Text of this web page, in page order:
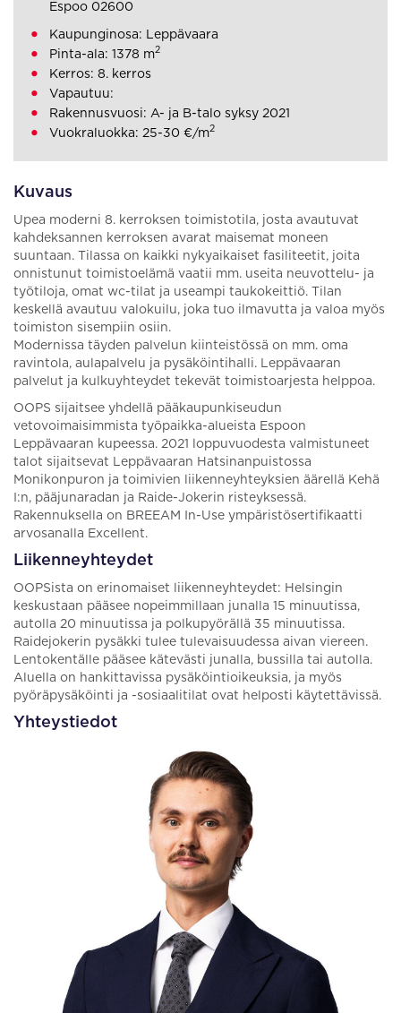
Kuvaus
Upea moderni 8. kerroksen toimistotila, josta avautuvat
kahdeksannen kerroksen avarat maisemat moneen
suuntaan. Tilassa on kaikki nykyaikaiset fasiliteetit, joita
onnistunut toimistoelämä vaatii mm. useita neuvottelu- ja
työtiloja, omat wc-tilat ja useampi taukokeittiö. Tilan
keskellä avautuu valokuilu, joka tuo ilmavutta ja valoa myös
toimiston sisempiin osiin.
Modernissa täyden palvelun kiinteistössä on mm. oma
ravintola, aulapalvelu ja pysäköintihalli. Leppävaaran
palvelut ja kulkuyhteydet tekevät toimistoarjesta helppoa.
OOPS sijaitsee yhdellä pääkaupunkiseudun
vetovoimaisimmista työpaikka-alueista Espoon
Leppävaaran kupeessa. 2021 loppuvuodesta valmistuneet
talot sijaitsevat Leppävaaran Hatsinanpuistossa
Monikonpuron ja toimivien liikenneyhteyksien äärellä Kehä
I:n, pääjunaradan ja Raide-Jokerin risteyksessä.
Rakennuksella on BREEAM In-Use ympäristösertifikaatti
arvosanalla Excellent.
Liikenneyhteydet
OOPSista on erinomaiset liikenneyhteydet: Helsingin
keskustaan pääsee nopeimmillaan junalla 15 minuutissa,
autolla 20 minuutissa ja polkupyörällä 35 minuutissa.
Raidejokerin pysäkki tulee tulevaisuudessa aivan viereen.
Lentokentälle pääsee kätevästi junalla, bussilla tai autolla.
Aluella on hankittavissa pysäköintioikeuksia, ja myös
pyöräpysäköinti ja -sosiaalitilat ovat helposti käytettävissä.
Yhteystiedot
Espoo 02600
Kaupunginosa: Leppävaara
Pinta-ala: 1378 m2
Kerros: 8. kerros
Vapautuu:
Rakennusvuosi: A- ja B-talo syksy 2021
Vuokraluokka: 25-30 €/m2